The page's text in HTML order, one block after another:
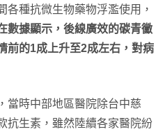
各種抗微生物藥物浮濫使用，
數據顯示，後線廣效的碳青黴
前的1成上升至2成左右，對病
當時中部地區醫院除台中慈
抗生素，雖然陸續各家醫院紛